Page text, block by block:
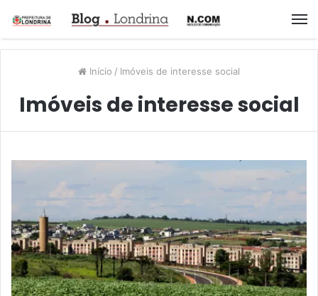
Início / Imóveis de interesse social
Imóveis de interesse social